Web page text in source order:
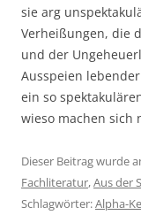
sie arg
Verheißungen, die
und der
Ausspeien
ein so
wieso machen sich
Dieser Beitrag wurde
Fachliteratur,Aus der
Schlagwörter:Alpha-